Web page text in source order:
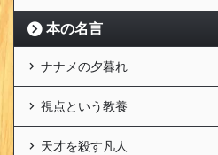
本の名言
ナナメの夕暮れ
視点という教養
天才を殺す凡人